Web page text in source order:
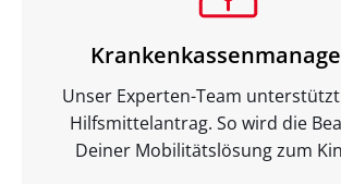
Unser Experten-Team
Hilfsmittelantrag. So wird die
Deiner Mobilitätslösung zum